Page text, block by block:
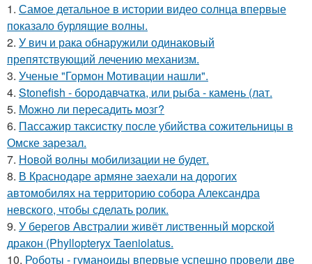
1. Самое детальное в истории видео солнца впервые
показало бурлящие волны.
2. У вич и рака обнаружили одинаковый
препятствующий лечению механизм.
3. Ученые "Гормон Мотивации нашли".
4. Stonefish - бородавчатка, или рыба - камень (лат.
5. Можно ли пересадить мозг?
6. Пассажир таксистку после убийства сожительницы в
Омске зарезал.
7. Новой волны мобилизации не будет.
8. В Краснодаре армяне заехали на дорогих
автомобилях на территорию собора Александра
невского, чтобы сделать ролик.
9. У берегов Австралии живёт лиственный морской
дракон (Phyllopteryx Taeniolatus.
10. Роботы - гуманоиды впервые успешно провели две